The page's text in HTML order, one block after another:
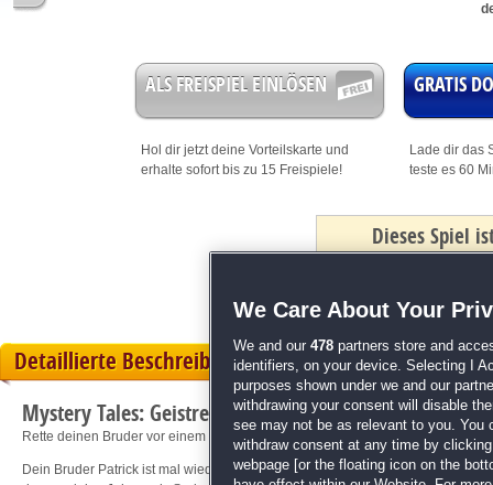
ALS FREISPIEL EINLÖSEN
Hol dir jetzt deine Vorteilskarte und
erhalte sofort bis zu 15 Freispiele!
GRATIS
Lade dir das
teste es 60
Dieses Spiel
Detaillierte Beschreibung
Mystery Tales: Geistreiche Beziehungen
Rette deinen Bruder vor einem gefürchteten Serienmörder!
Dein Bruder Patrick ist mal wieder für eine Reportage unterwegs. Er reist mit
We Care About Your
We and our 478 partners store and
identifiers, on your device. Selecting I
purposes shown under we and our
withdrawing your consent will disable
see may not be as relevant to you. You
withdraw consent at any time by
webpage [or the floating icon on the